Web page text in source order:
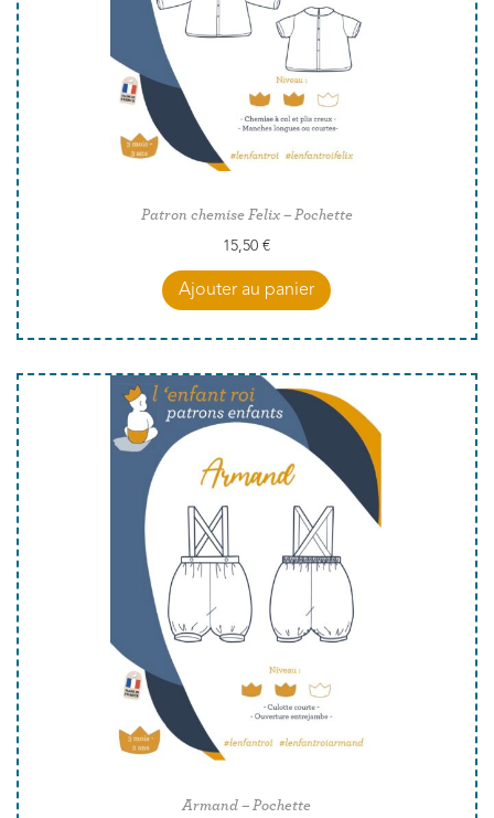
Patron chemise Felix – Pochette
15,50€
Ajouter au panier
Armand – Pochette